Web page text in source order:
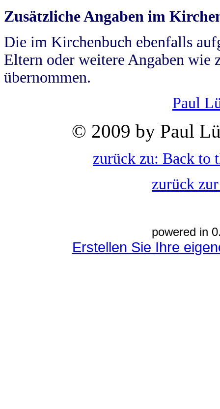
Zusätzliche Angaben im
Die im Kirchenbuch ebenfalls
Eltern oder weitere Angaben wie
übernommen.
Paul
© 2009 by Paul
zurück zu: Back to
zurück
powered in
Erstellen Sie Ihre